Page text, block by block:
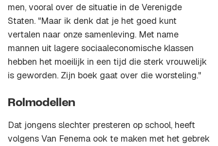
men, vooral over de situatie in de Verenigde
Staten. "Maar ik denk dat je het goed kunt
vertalen naar onze samenleving. Met name
mannen uit lagere sociaaleconomische klassen
hebben het moeilijk in een tijd die sterk vrouwelijk
is geworden. Zijn boek gaat over die worsteling."
Rolmodellen
Dat jongens slechter presteren op school, heeft
volgens Van Fenema ook te maken met het gebrek